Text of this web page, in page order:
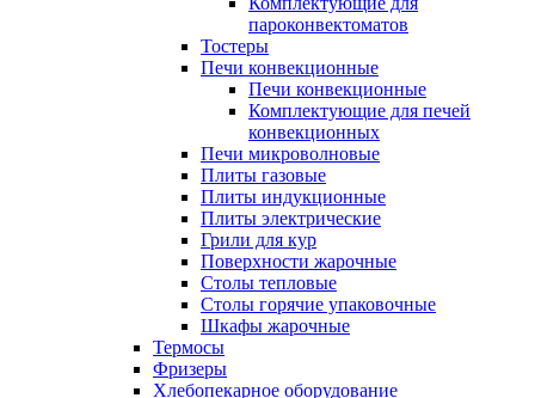
пароконвектоматов
Тостеры
Печи конвекционные
Печи конвекционные
Комплектующие для печей
конвекционных
Печи микроволновые
Плиты газовые
Плиты индукционные
Плиты электрические
Грили для кур
Поверхности жарочные
Столы тепловые
Столы горячие упаковочные
Шкафы жарочные
Термосы
Фризеры
Хлебопекарное оборудование